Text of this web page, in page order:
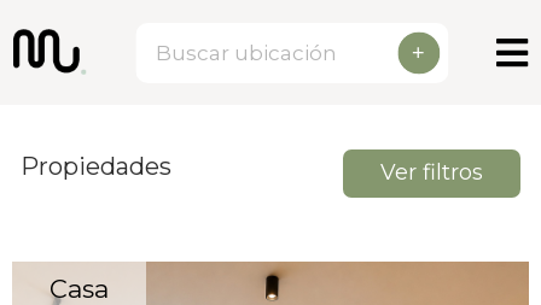
+
Propiedades Ver filtros
Casa